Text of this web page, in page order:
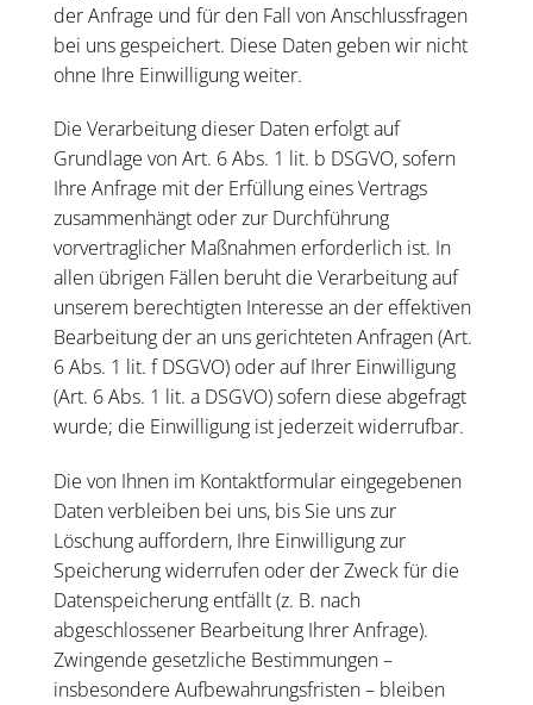
der Anfrage und für den Fall von Anschlussfragen
bei uns gespeichert. Diese Daten geben wir nicht
ohne Ihre Einwilligung weiter.
Die Verarbeitung dieser Daten erfolgt auf
Grundlage von Art. 6 Abs. 1 lit. b DSGVO, sofern
Ihre Anfrage mit der Erfüllung eines Vertrags
zusammenhängt oder zur Durchführung
vorvertraglicher Maßnahmen erforderlich ist. In
allen übrigen Fällen beruht die Verarbeitung auf
unserem berechtigten Interesse an der effektiven
Bearbeitung der an uns gerichteten Anfragen (Art.
6 Abs. 1 lit. f DSGVO) oder auf Ihrer Einwilligung
(Art. 6 Abs. 1 lit. a DSGVO) sofern diese abgefragt
wurde; die Einwilligung ist jederzeit widerrufbar.
Die von Ihnen im Kontaktformular eingegebenen
Daten verbleiben bei uns, bis Sie uns zur
Löschung auffordern, Ihre Einwilligung zur
Speicherung widerrufen oder der Zweck für die
Datenspeicherung entfällt (z. B. nach
abgeschlossener Bearbeitung Ihrer Anfrage).
Zwingende gesetzliche Bestimmungen –
insbesondere Aufbewahrungsfristen – bleiben